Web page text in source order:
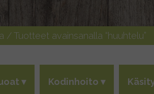
/ Tuotteet avainsanalla “huuhtelu”
Kodinhoito